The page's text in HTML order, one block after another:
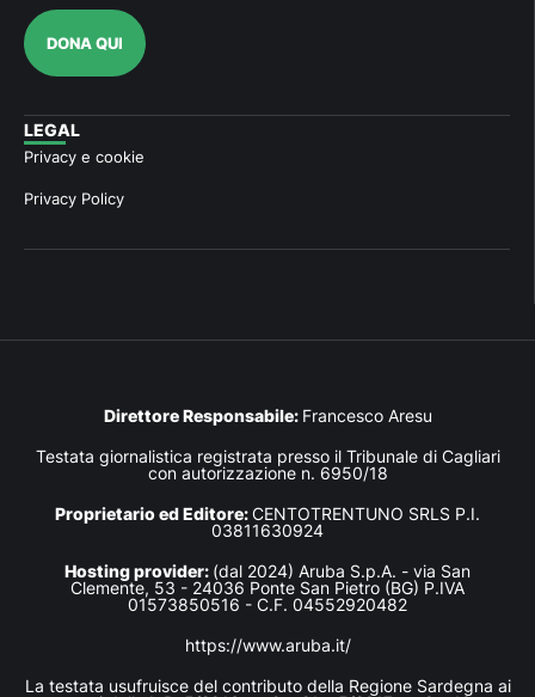
DONA QUI
LEGAL
Privacy e cookie
Privacy Policy
Direttore Responsabile: Francesco Aresu
Testata giornalistica registrata presso il Tribunale di Cagliari
con autorizzazione n. 6950/18
Proprietario ed Editore:CENTOTRENTUNO SRLS P.I.
03811630924
Hosting provider: (dal 2024) Aruba S.p.A. - via San
Clemente, 53 - 24036 Ponte San Pietro (BG) P.IVA
01573850516 - C.F. 04552920482
https://www.aruba.it/
La testata usufruisce del contributo della Regione Sardegna ai